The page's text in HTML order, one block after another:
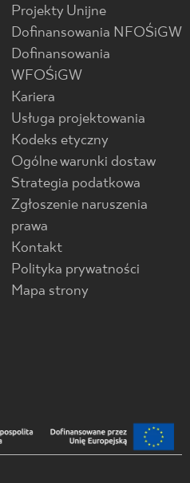
Projekty Unijne
Dofinansowania NFOŚiGW
Dofinansowania
WFOŚiGW
Kariera
Usługa projektowania
Kodeks etyczny
Ogólne warunki dostaw
Strategia podatkowa
Zgłoszenie naruszenia
prawa
Kontakt
Polityka prywatności
Mapa strony